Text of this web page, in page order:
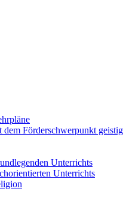
dem Förderschwerpunkt
Unterrichts
Unterrichts